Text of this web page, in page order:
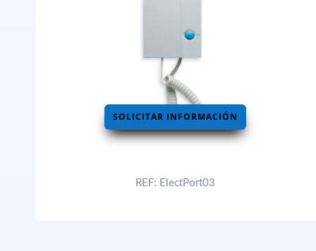
SOLICITAR INFORMACIÓN
REF: ElectPort03